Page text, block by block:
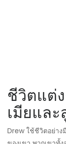
ชีวิตแต่
เมียและ
Drew ใช้ชีวิตอย่า